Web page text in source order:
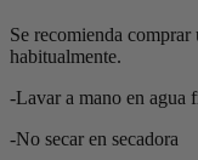
Se recomienda comprar
habitualmente.
-Lavar a mano en agua
-No secar en secadora